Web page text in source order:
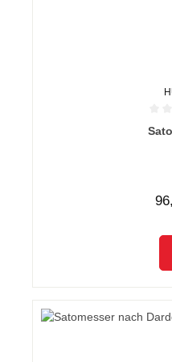
Durchschnittliche